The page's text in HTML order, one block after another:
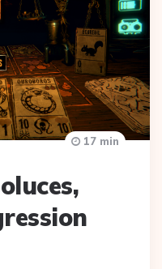
17 min